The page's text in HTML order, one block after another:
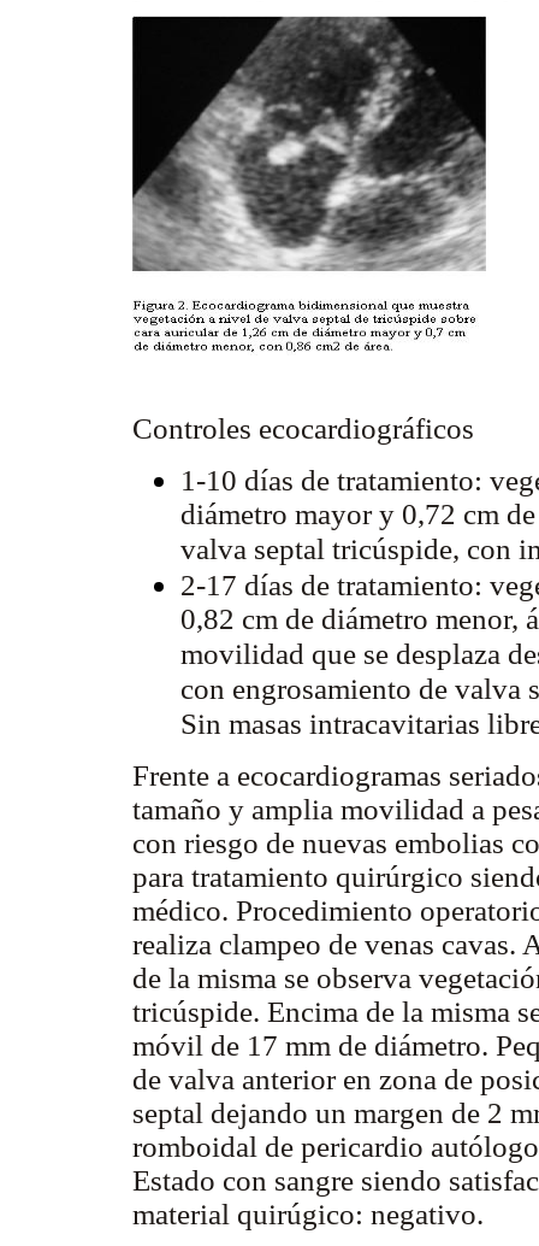
Controles ecocardiográficos
1-10 días de tratamiento:
diámetro mayor y 0,72 cm
valva septal tricúspide, con
2-17 días de tratamiento:
0,82 cm de diámetro menor,
movilidad que se desplaza
con engrosamiento de valva
Sin masas intracavitarias
Frente a ecocardiogramas
tamaño y amplia movilidad a
con riesgo de nuevas embolias
para tratamiento quirúrgico
médico. Procedimiento
realiza clampeo de venas cavas.
de la misma se observa
tricúspide. Encima de la misma
móvil de 17 mm de diámetro.
de valva anterior en zona de
septal dejando un margen de 2
romboidal de pericardio
Estado con sangre siendo
material quirúgico: negativo.